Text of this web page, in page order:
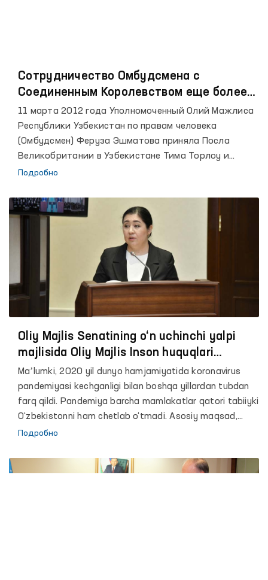
Сотрудничество Омбудсмена с
Соединенным Королевством еще более
укрепляется.
11 марта 2012 года Уполномоченный Олий Мажлиса
Республики Узбекистан по правам человека
(Омбудсмен) Феруза Эшматова приняла Посла
Великобритании в Узбекистане Тима Торлоу и
заместителя заведующего сектором по
дипломатии Майкла Баума.
Подробно
Oliy Majlis Senatining o‘n uchinchi yalpi
majlisida Oliy Majlis Inson huquqlari
bo‘yicha vakili (ombudsman) Feruza
Eshmatovaning 2020 yildagi faoliyati
to‘g‘risidagi hisoboti yuzasidan maʼruzasi
Maʼlumki, 2020 yil dunyo hamjamiyatida koronavirus
pandemiyasi kechganligi bilan boshqa yillardan tubdan
farq qildi. Pandemiya barcha mamlakatlar qatori tabiiyki
O‘zbekistonni ham chetlab o‘tmadi. Asosiy maqsad,
insonlarni hayotini saqlab qolish va mamlakat
Pandemiya sharoitida joylardagi davlat va jamoatchilik
vakillari birgalikda ehtiyojmand, moddiy yordam va
Подробно